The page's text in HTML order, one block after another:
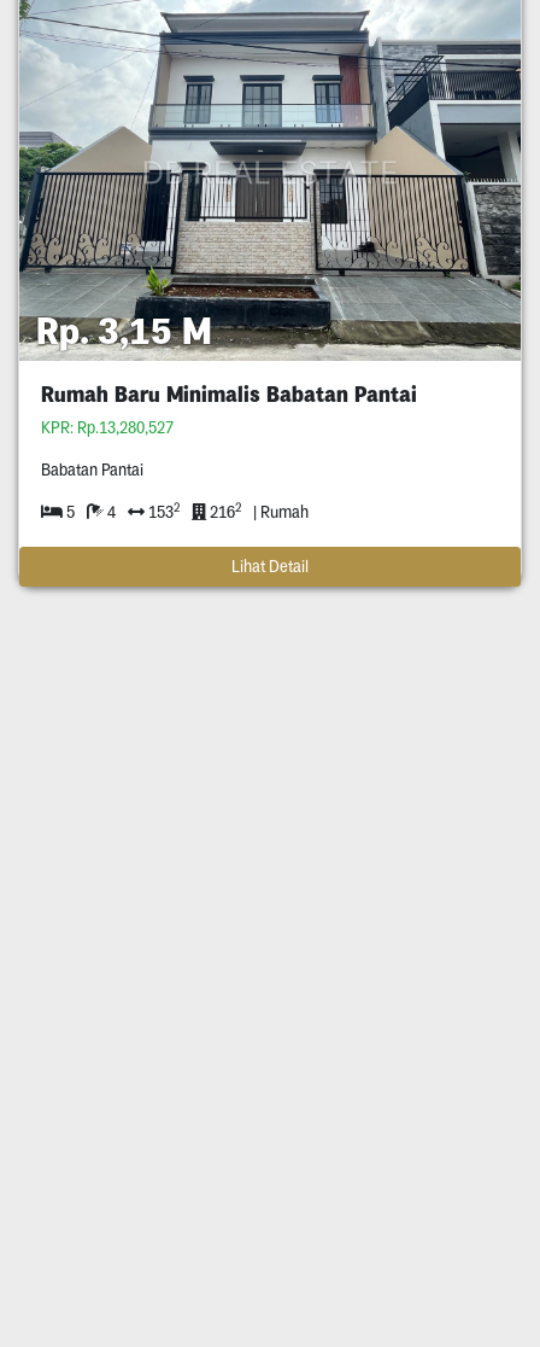
Rp. 3,15 M
Rumah Baru Minimalis Babatan Pantai
KPR: Rp.13,280,527
Babatan Pantai
5 4 1532 2162 | Rumah
Lihat Detail